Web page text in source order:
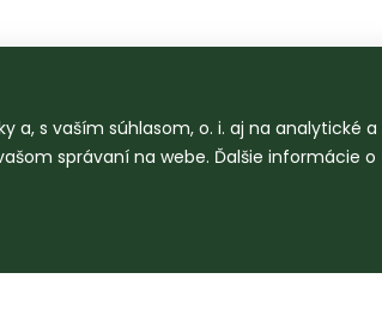
a, s vaším súhlasom, o. i. aj na analytické
správaní na webe. Ďalšie informácie o